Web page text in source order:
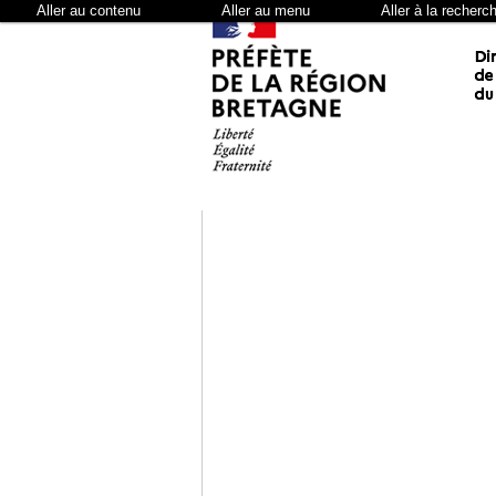
Aller au contenu Aller au menu Aller à la